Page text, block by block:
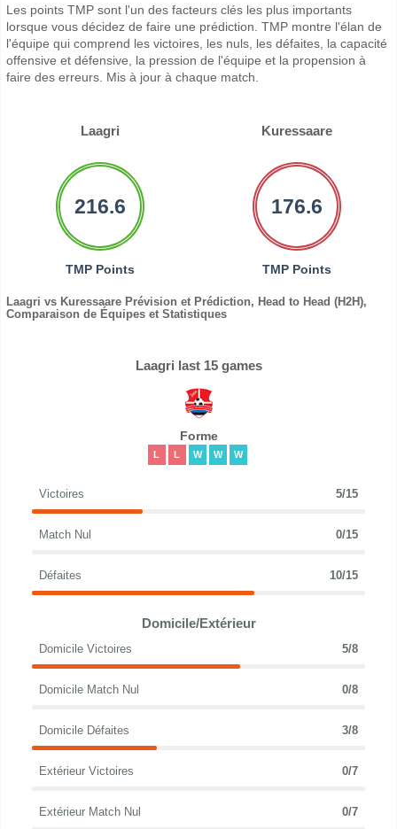
Les points TMP sont l'un des facteurs clés les plus importants
lorsque vous décidez de faire une prédiction. TMP montre l'élan de
l'équipe qui comprend les victoires, les nuls, les défaites, la capacité
offensive et défensive, la pression de l'équipe et la propension à
faire des erreurs. Mis à jour à chaque match.
Laagri Kuressaare
216.6
TMP Points
176.6
TMP Points
Laagri vs Kuressaare Prévision et Prédiction, Head to Head (H2H),
Comparaison de Équipes et Statistiques
Laagri last 15 games
Forme
L L W W W
Victoires 5/15
Match Nul 0/15
Défaites 10/15
Domicile/Extérieur
Domicile Victoires 5/8
Domicile Match Nul 0/8
Domicile Défaites 3/8
Extérieur Victoires 0/7
Extérieur Match Nul 0/7